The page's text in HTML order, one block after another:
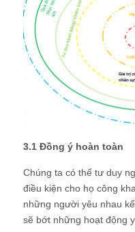
3.1 Đồng ý hoàn toàn
Chúng ta có thể tư duy
điều kiện cho họ công
những người yêu nhau
sẽ bớt những hoạt động